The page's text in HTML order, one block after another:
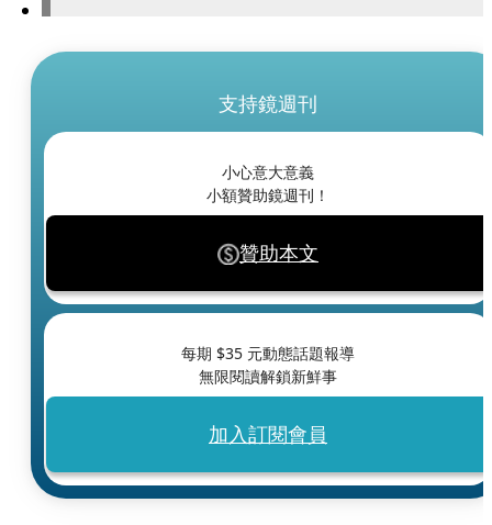
支持鏡週刊
小心意大意義
小額贊助鏡週刊！
贊助本文
每期 $35 元動態話題報導
無限閱讀解鎖新鮮事
加入訂閱會員